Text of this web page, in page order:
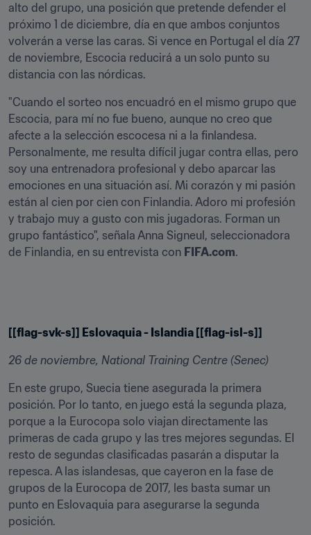
alto del grupo, una posición que pretende defender el
próximo 1 de diciembre, día en que ambos conjuntos
volverán a verse las caras. Si vence en Portugal el día 27
de noviembre, Escocia reducirá a un solo punto su
distancia con las nórdicas.
"Cuando el sorteo nos encuadró en el mismo grupo que
Escocia, para mí no fue bueno, aunque no creo que
afecte a la selección escocesa ni a la finlandesa.
Personalmente, me resulta difícil jugar contra ellas, pero
soy una entrenadora profesional y debo aparcar las
emociones en una situación así. Mi corazón y mi pasión
están al cien por cien con Finlandia. Adoro mi profesión
y trabajo muy a gusto con mis jugadoras. Forman un
grupo fantástico", señala Anna Signeul, seleccionadora
de Finlandia, en su entrevista con FIFA.com.
[[flag-svk-s]] Eslovaquia - Islandia [[flag-isl-s]]
26 de noviembre, National Training Centre (Senec)
En este grupo, Suecia tiene asegurada la primera
posición. Por lo tanto, en juego está la segunda plaza,
porque a la Eurocopa solo viajan directamente las
primeras de cada grupo y las tres mejores segundas. El
resto de segundas clasificadas pasarán a disputar la
repesca. A las islandesas, que cayeron en la fase de
grupos de la Eurocopa de 2017, les basta sumar un
punto en Eslovaquia para asegurarse la segunda
posición.